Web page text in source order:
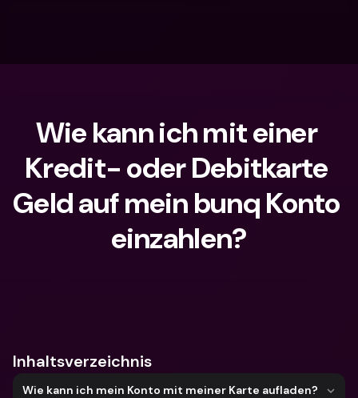
Wie kann ich mit einer
Kredit- oder Debitkarte
Geld auf mein bunq Konto
einzahlen?
Inhaltsverzeichnis
Wie kann ich mein Konto mit meiner Karte aufladen?